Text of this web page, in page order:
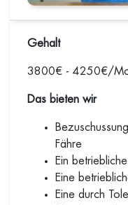
Gehalt
3800€ - 4250€/
Das bieten wir
Fähre
Ein
Eine
Eine durch